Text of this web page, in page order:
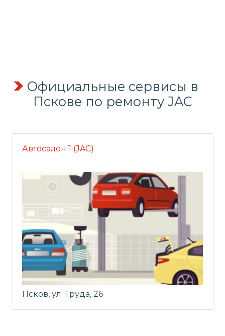
Официальные сервисы в
Пскове по ремонту JAC
Автосалон 1 (JAC)
Псков, ул. Труда, 26